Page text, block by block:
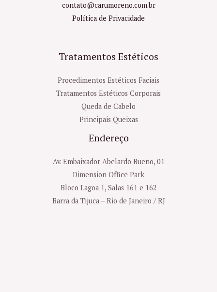
contato@carumoreno.com.br
Política de Privacidade
Tratamentos Estéticos
Procedimentos Estéticos Faciais
Tratamentos Estéticos Corporais
Queda de Cabelo
Principais Queixas
Endereço
Av. Embaixador Abelardo Bueno, 01
Dimension Office Park
Bloco Lagoa 1, Salas 161 e 162
Barra da Tijuca – Rio de Janeiro / RJ